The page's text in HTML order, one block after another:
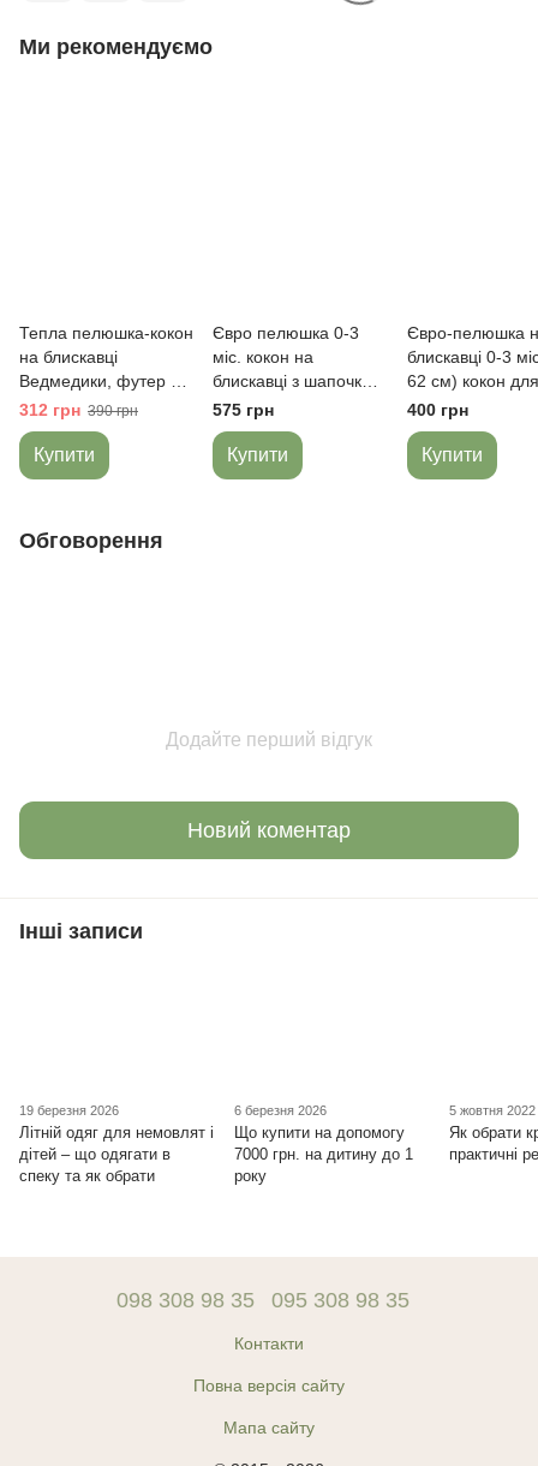
Ми рекомендуємо
Тепла пелюшка-кокон
на блискавці
Ведмедики, футер з
начісом 56-62 Minikin
312 грн 390 грн
Купити
Євро пелюшка 0-3
міс. кокон на
блискавці з шапочкою
Purl Ведмедик
575 грн
Купити
Євро-пелюшка
блискавці 0-3
62 см) кокон
для
Вафелька сірий
400 грн
Купити
Обговорення
Додайте перший відгук
Новий коментар
Інші записи
19 березня 2026
Літній одяг для немовлят і
дітей – що одягати в
спеку та як обрати
6 березня 2026
Що купити на допомогу
7000 грн. на дитину до 1
року
5 жовтня 2022
Як обрати
практичні
098 308 98 35 095 308 98 35
Контакти
Повна версія сайту
Мапа сайту